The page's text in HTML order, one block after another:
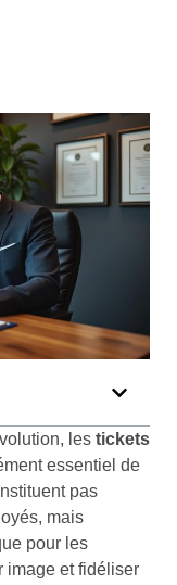
les tickets
essentiel de
pas
mais
pour les
image et fidéliser